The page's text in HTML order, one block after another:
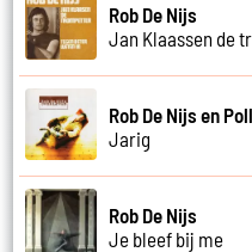
Rob De Nijs
Jan Klaassen de
Rob De Nijs en
Jarig
Rob De Nijs
Je bleef bij me